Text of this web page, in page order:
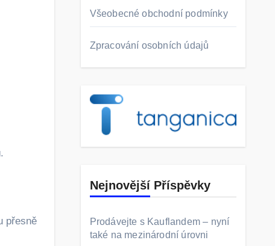
přesně
Všeobecné obchodní podmínky
Zpracování osobních údajů
Nejnovější Příspěvky
Prodávejte s Kauflandem – nyní
také na mezinárodní úrovni